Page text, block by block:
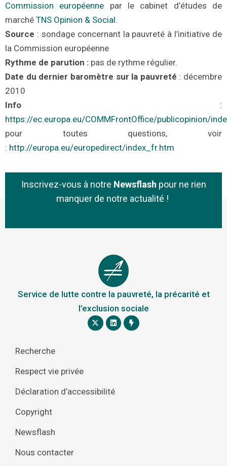
Commission européenne par le cabinet d’études de
marché TNS Opinion & Social.
Source : sondage concernant la pauvreté à l’initiative de
la Commission européenne
Rythme de parution : pas de rythme régulier.
Date du dernier baromètre sur la pauvreté : décembre
2010
Info :
https://ec.europa.eu/COMMFrontOffice/publicopinion/
pour toutes questions, voir
: http://europa.eu/europedirect/index_fr.htm
Inscrivez-vous à notre Newsflash pour ne rien
manquer de notre actualité !
Service de lutte contre la pauvreté, la précarité et
l’exclusion sociale
Recherche
Respect vie privée
Déclaration d’accessibilité
Copyright
Newsflash
Nous contacter